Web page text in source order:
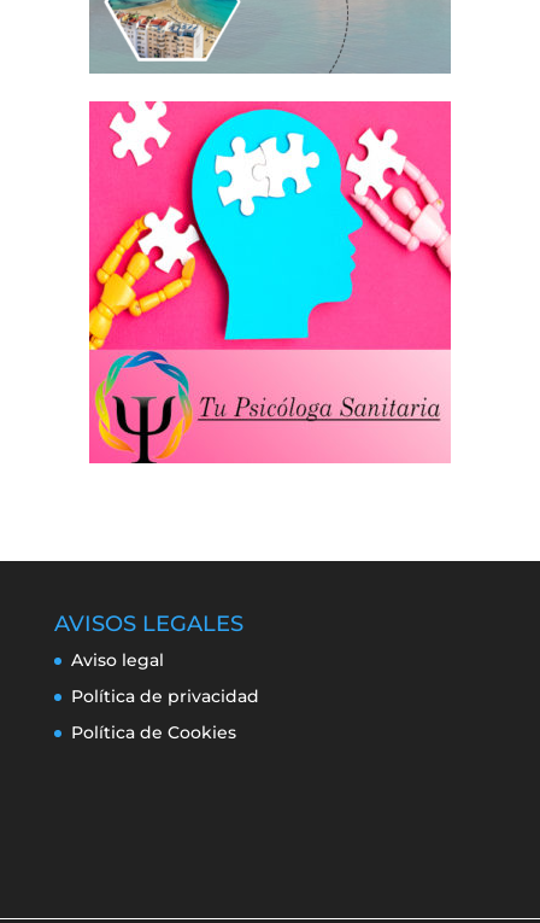
AVISOS LEGALES
Aviso legal
Política de privacidad
Política de Cookies